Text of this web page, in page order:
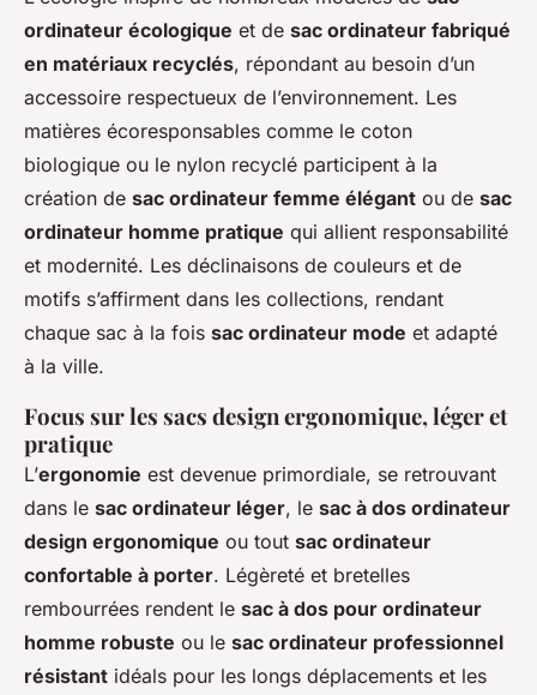
ordinateur écologique et de sac ordinateur fabriqué
en matériaux recyclés, répondant au besoin d’un
accessoire respectueux de l’environnement. Les
matières écoresponsables comme le coton
biologique ou le nylon recyclé participent à la
création de sac ordinateur femme élégant ou de sac
ordinateur homme pratique qui allient responsabilité
et modernité. Les déclinaisons de couleurs et de
motifs s’affirment dans les collections, rendant
chaque sac à la fois sac ordinateur mode et adapté
à la ville.
Focus sur les sacs design ergonomique, léger et
pratique
L’ergonomie est devenue primordiale, se retrouvant
dans le sac ordinateur léger, le sac à dos ordinateur
design ergonomique ou tout sac ordinateur
confortable à porter. Légèreté et bretelles
rembourrées rendent le sac à dos pour ordinateur
homme robuste ou le sac ordinateur professionnel
résistant idéals pour les longs déplacements et les